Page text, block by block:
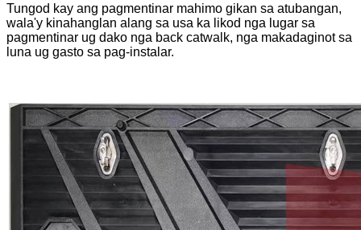
Tungod kay ang pagmentinar mahimo gikan sa atubangan,
wala'y kinahanglan alang sa usa ka likod nga lugar sa
pagmentinar ug dako nga back catwalk, nga makadaginot sa
luna ug gasto sa pag-instalar.